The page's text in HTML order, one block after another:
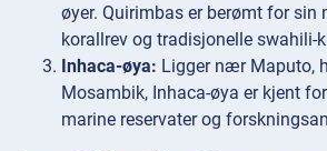
øyer. Quirimbas er berømt for sin
korallrev og tradisjonelle swahili-
Inhaca-øya: Ligger nær Maputo,
Mosambik, Inhaca-øya er kjent
marine reservater og